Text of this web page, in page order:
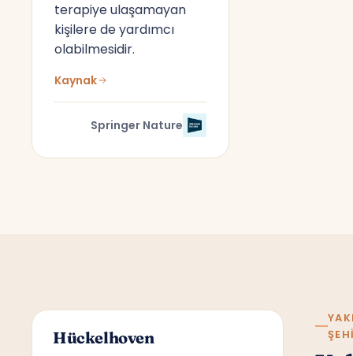
terapiye ulaşamayan
kişilere de yardımcı
olabilmesidir.
Kaynak
Springer Nature
Hückelhoven